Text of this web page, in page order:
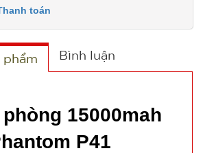
toán
phẩm Bình luận
15000mah
P41